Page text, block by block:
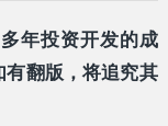
年投资开发的成
翻版，将追究其